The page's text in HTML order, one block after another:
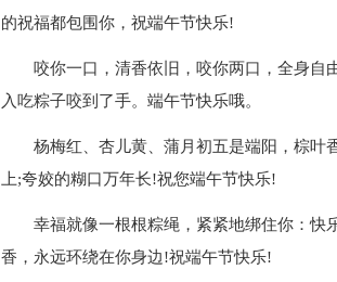
的祝福都包围你，祝端午节快乐!
咬你一口，清香依旧，咬你两口，全身自
入吃粽子咬到了手。端午节快乐哦。
杨梅红、杏儿黄、蒲月初五是端阳，棕叶
上;夸姣的糊口万年长!祝您端午节快乐!
幸福就像一根根粽绳，紧紧地绑住你：快
香，永远环绕在你身边!祝端午节快乐!